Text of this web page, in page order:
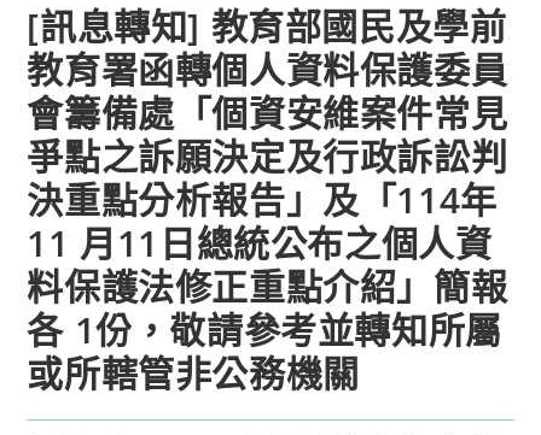
[訊息轉知] 教育部國民及學前
教育署函轉個人資料保護委員
會籌備處「個資安維案件常見
爭點之訴願決定及行政訴訟判
決重點分析報告」及「114年
11 月11日總統公布之個人資
料保護法修正重點介紹」簡報
各 1份，敬請參考並轉知所屬
或所轄管非公務機關